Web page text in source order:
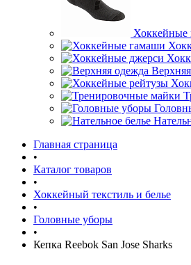
Хоккейные
Главная страница
•
Каталог товаров
•
Хоккейный текстиль и белье
•
Головные уборы
•
Кепка Reebok San Jose Sharks